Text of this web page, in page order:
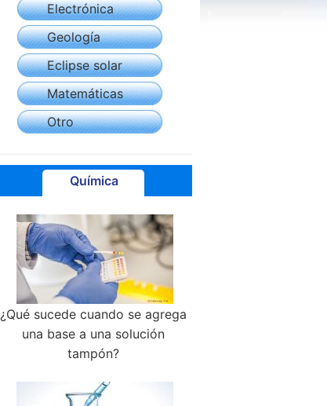
Electrónica
Geología
Eclipse solar
Matemáticas
Otro
Química
¿Qué sucede cuando se agrega
una base a una solución
tampón?